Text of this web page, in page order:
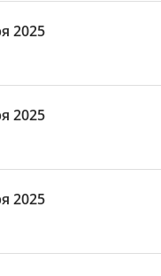
2025
2025
2025